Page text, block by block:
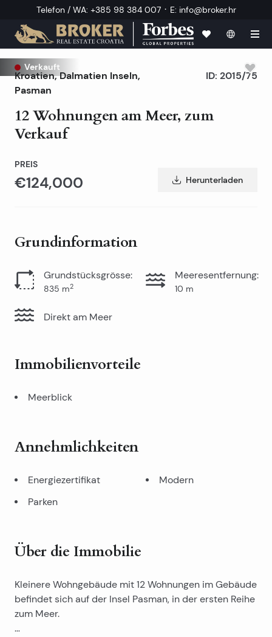
Telefon / WA: +385 98 384 007 · E: info@broker.hr
Verkauft
Kroatien,Dalmatien Inseln,
Pasman
12 Wohnungen am Meer, zum
Verkauf
ID: 2015/75
PREIS
€124,000 Herunterladen
Grundinformation
Grundstücksgrösse:
835 m2
Meeresentfernung:
10 m
Direkt am Meer
Immobilienvorteile
Meerblick
Annehmlichkeiten
Energiezertifikat
Modern
Parken
Über die Immobilie
Kleinere Wohngebäude mit 12 Wohnungen im Gebäude
befindet sich auf der Insel Pasman, in der ersten Reihe
zum Meer.